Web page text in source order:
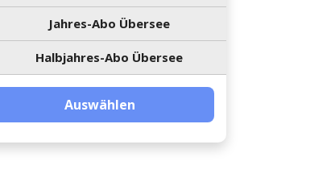
Jahres-Abo Übersee
Halbjahres-Abo Übersee
Auswählen